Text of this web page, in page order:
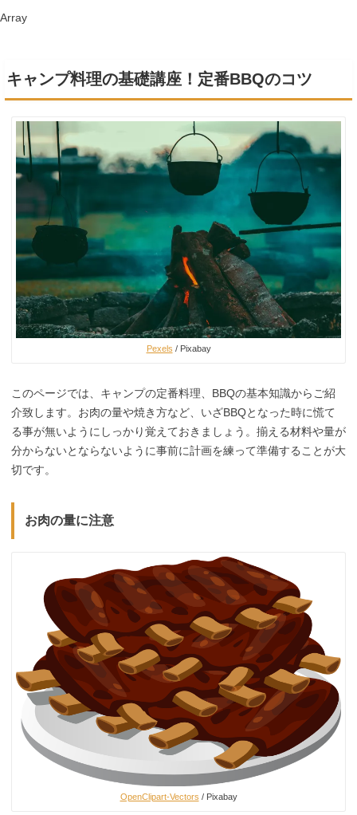
Array
キャンプ料理の基礎講座！定番BBQのコツ
Pexels / Pixabay
このページでは、キャンプの定番料理、BBQの基本知識からご紹
介致します。お肉の量や焼き方など、いざBBQとなった時に慌て
る事が無いようにしっかり覚えておきましょう。揃える材料や量が
分からないとならないように事前に計画を練って準備することが大
切です。
お肉の量に注意
OpenClipart-Vectors / Pixabay